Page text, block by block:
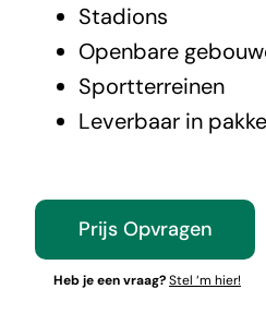
Stadions
Openbare
Sportterreinen
Leverbaar in
Prijs Opvragen
Heb je een vraag?Stel ‘m hier!